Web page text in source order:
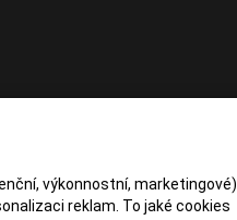
výkonnostní, marketingové).
reklam. To jaké cookies